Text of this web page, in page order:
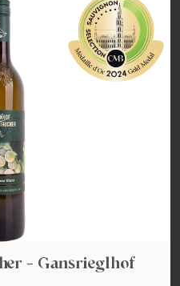
- Gansrieglhof